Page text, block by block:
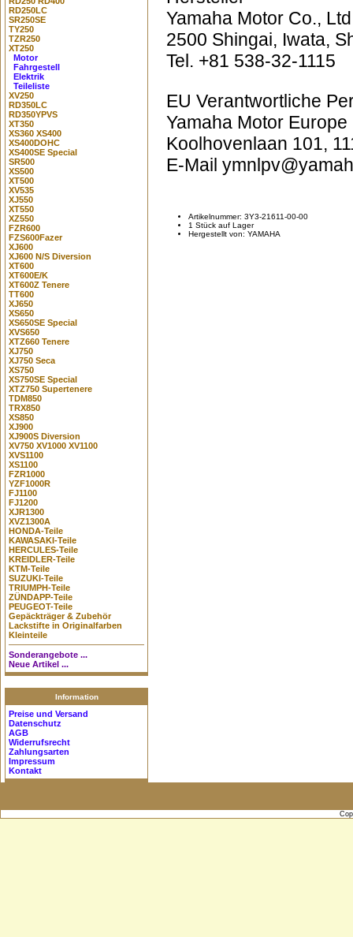
RD250LC
SR250SE
TY250
TZR250
XT250
Motor
Fahrgestell
Elektrik
Teileliste
XV250
RD350LC
RD350YPVS
XT350
XS360 XS400
XS400DOHC
XS400SE Special
SR500
XS500
XT500
XV535
XJ550
XT550
XZ550
FZR600
FZS600Fazer
XJ600
XJ600 N/S Diversion
XT600
XT600E/K
XT600Z Tenere
TT600
XJ650
XS650
XS650SE Special
XVS650
XTZ660 Tenere
XJ750
XJ750 Seca
XS750
XS750SE Special
XTZ750 Supertenere
TDM850
TRX850
XS850
XJ900
XJ900S Diversion
XV750 XV1000 XV1100
XVS1100
XS1100
FZR1000
YZF1000R
FJ1100
FJ1200
XJR1300
XVZ1300A
HONDA-Teile
KAWASAKI-Teile
HERCULES-Teile
KREIDLER-Teile
KTM-Teile
SUZUKI-Teile
TRIUMPH-Teile
ZÜNDAPP-Teile
PEUGEOT-Teile
Gepäckträger & Zubehör
Lackstifte in Originalfarben
Kleinteile
Sonderangebote ...
Neue Artikel ...
Information
Preise und Versand
Datenschutz
AGB
Widerrufsrecht
Zahlungsarten
Impressum
Kontakt
Yamaha Motor Co.,
2500 Shingai, Iwata,
Tel. +81 538-32-1115
EU Verantwortliche
Yamaha Motor Europe
Koolhovenlaan 101,
E-Mail
Artikelnummer: 3Y3-21611-00-00
1 Stück auf Lager
Hergestellt von: YAMAHA